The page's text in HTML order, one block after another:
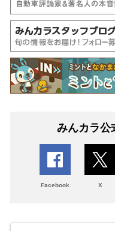
みんカラ公
Facebook X